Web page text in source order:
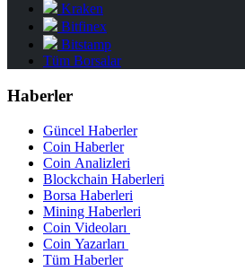
Kraken
Bitfinex
Bitstamp
Tüm Borsalar
Haberler
Güncel Haberler
Coin Haberler
Coin Analizleri
Blockchain Haberleri
Borsa Haberleri
Mining Haberleri
Coin Videoları
Coin Yazarları
Tüm Haberler